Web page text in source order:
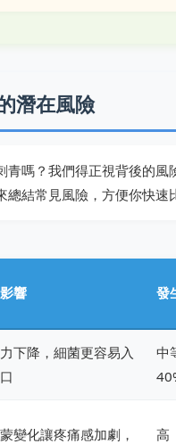
潛在風險
青嗎？我們得正視背後的風
總結常見風險，方便你快速
響 發
下降，細菌更容易入
中
變化讓疼痛感加劇，
高